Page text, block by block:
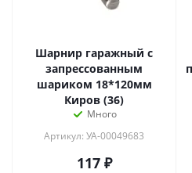
Шарнир гаражный с
запрессованным
шариком 18*120мм
Киров (36)
Много
Артикул: УА-00049683
117₽